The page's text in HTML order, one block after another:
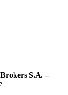
S.A. –